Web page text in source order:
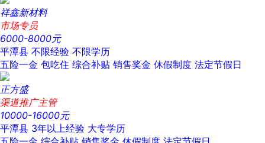
祥鑫新材料
市场专员
6000-8000元
平潭县 不限经验 不限学历
五险一金 包吃住 综合补贴 销售奖金 休假制度 法定节假日
正方盛
渠道推广主管
10000-16000元
平潭县 3年以上经验 大专学历